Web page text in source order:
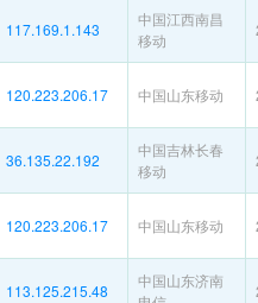
117.169.1.143
中国江西南昌
移动
120.223.206.17 中国山东移动
36.135.22.192
中国吉林长春
移动
120.223.206.17 中国山东移动
113.125.215.48
中国山东济南